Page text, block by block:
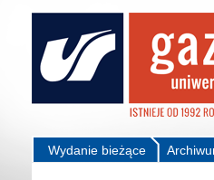
Wydanie bieżące